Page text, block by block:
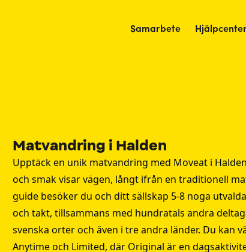
Samarbete
Matvandring i Halden
Upptäck en unik matvandring med Moveat i
och smak visar vägen, långt ifrån en traditionell
guide besöker du och ditt sällskap 5-8 noga
och takt, tillsammans med hundratals andra
svenska orter och även i tre andra länder. Du kan
Anytime och Limited, där Original är en